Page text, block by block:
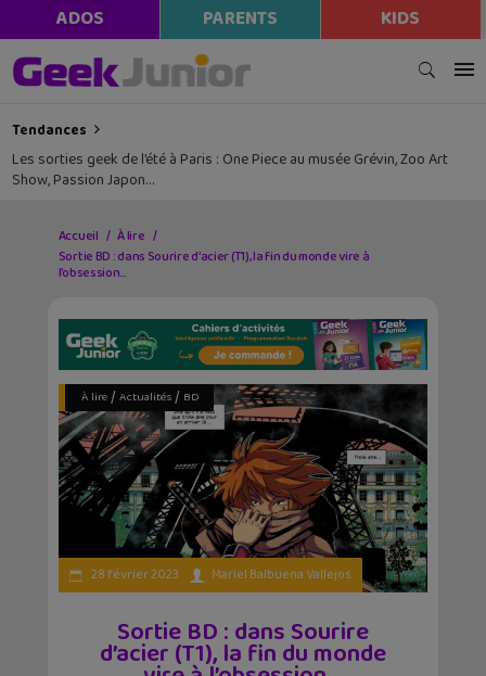
ADOS PARENTS KIDS
Tendances
Les sorties geek de l’été à Paris : One Piece au musée Grévin, Zoo Art
Show, Passion Japon…
Accueil
À lire
Sortie BD : dans Sourire d’acier (T1), la fin du monde vire à
l’obsession…
À lire/ Actualités/ BD
28 février 2023 Mariel Balbuena Vallejos
Sortie BD : dans Sourire
d’acier (T1), la fin du monde